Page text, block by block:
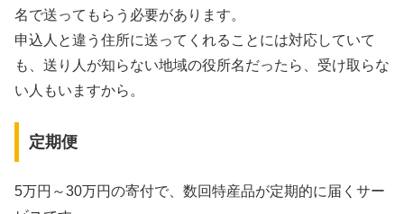
名で送ってもらう必要があります。
申込人と違う住所に送ってくれることには対応していて
も、送り人が知らない地域の役所名だったら、受け取らな
い人もいますから。
定期便
5万円～30万円の寄付で、数回特産品が定期的に届くサー